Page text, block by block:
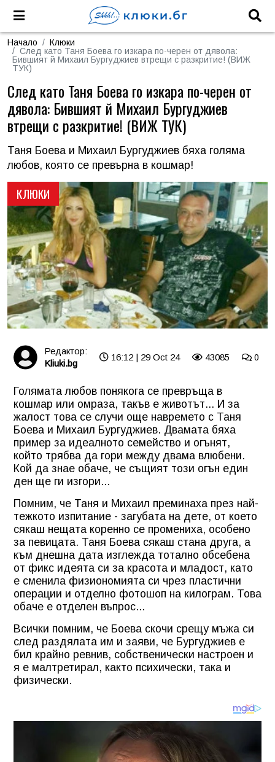
Начало
Клюки
След като Таня Боева го изкара по-черен от дявола:
Бившият й Михаил Бургуджиев втрещи с разкритие! (ВИЖ
ТУК)
КЛЮКИ
След като Таня Боева го изкара по-черен от
дявола: Бившият й Михаил Бургуджиев
втрещи с разкритие! (ВИЖ ТУК)
Таня Боева и Михаил Бургуджиев бяха голяма
любов, която се превърна в кошмар!
Редактор:
Kliuki.bg
16:12 | 29 Oct 24 43085 0
Голямата любов понякога се превръща в
кошмар или омраза, такъв е животът... И за
жалост това се случи още навремето с Таня
Боева и Михаил Бургуджиев. Двамата бяха
пример за идеалното семейство и огънят,
който трябва да гори между двама влюбени.
Кой да знае обаче, че същият този огън един
ден ще ги изгори...
Помним, че Таня и Михаил преминаха през най-
тежкото изпитание - загубата на дете, от което
сякаш нещата коренно се промениха, особено
за певицата. Таня Боева сякаш стана друга, а
към днешна дата изглежда тотално обсебена
от фикс идеята си за красота и младост, като
е сменила физиономията си чрез пластични
операции и отделно фотошоп на килограм. Това
обаче е отделен въпрос...
Всички помним, че Боева скочи срещу мъжа си
след раздялата им и заяви, че Бургуджиев е
бил крайно ревнив, собственически настроен и
я е малтретирал, както психически, така и
физически.